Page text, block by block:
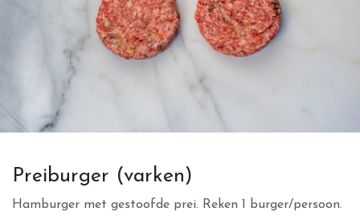
Preiburger (varken)
Hamburger met gestoofde prei. Reken 1 burger/persoon.